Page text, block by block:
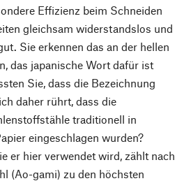
Effizienz beim Schneiden
gleichsam widerstandslos und
Sie erkennen das an der hellen
das japanische Wort dafür ist
Sie, dass die Bezeichnung
daher rührt, dass die
traditionell in
eingeschlagen wurden?
er hier verwendet wird, zählt nach
(Ao-gami) zu den höchsten